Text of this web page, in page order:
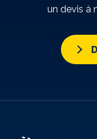
un devis à